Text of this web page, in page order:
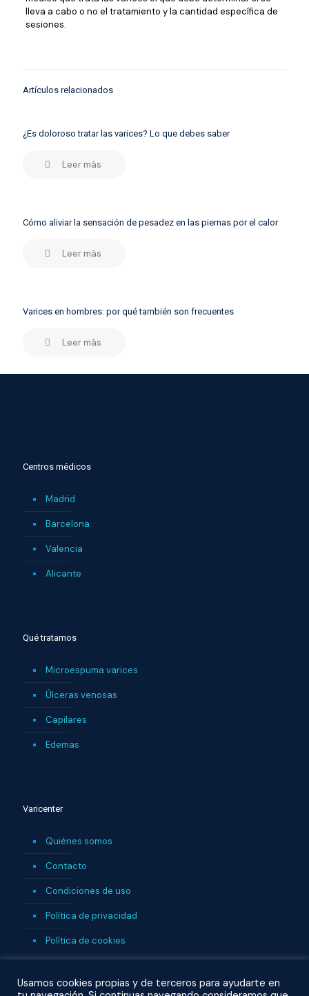
lleva a cabo o no el tratamiento y la cantidad específica de
sesiones.
Artículos relacionados
¿Es doloroso tratar las varices? Lo que debes saber
Leer más
Cómo aliviar la sensación de pesadez en las piernas por el calor
Leer más
Varices en hombres: por qué también son frecuentes
Leer más
Centros médicos
Madrid
Barcelona
Valencia
Alicante
Qué tratamos
Microespuma varices
Úlceras venosas
Capilares
Edemas
Varicenter
Quiénes somos
Contacto
Condiciones de uso
Política de privacidad
Política de cookies
Usamos cookies propias y de terceros para ayudarte en